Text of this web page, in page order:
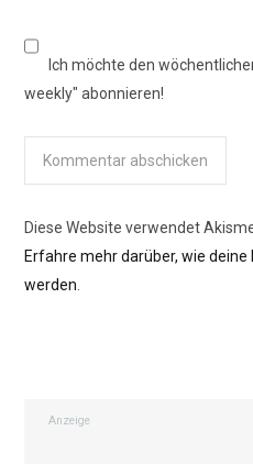
Ich möchte den
weekly" abonnieren!
Diese Website verwendet
Erfahre mehr darüber, wie
werden.
Anzeige